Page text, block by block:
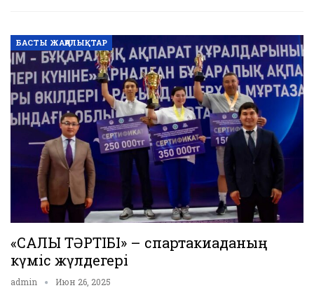
БАСТЫ ЖАҢАЛЫҚТАР
«CАЛЫҚ ТӘРТІБІ» – спартакиаданың
күміс жүлдегері
admin Июн 26, 2025